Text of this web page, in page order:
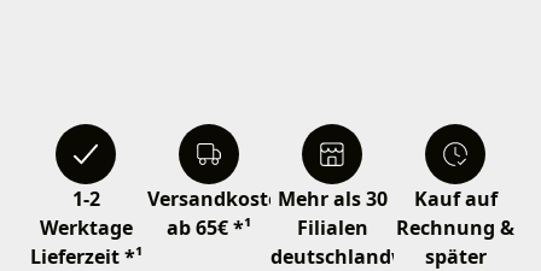
1-2
Werktage
Lieferzeit *¹
Versandkostenfrei
ab 65€ *¹
Mehr als 30
Filialen
deutschlandweit
Kauf auf
Rechnung &
später